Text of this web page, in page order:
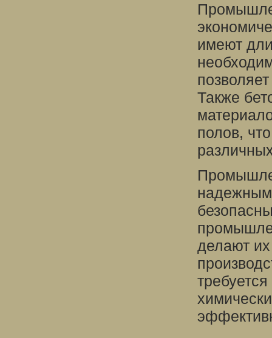
имеют
Также
полов,
делают